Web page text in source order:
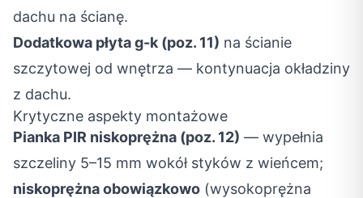
dachu na ścianę.
Dodatkowa płyta g-k (poz. 11) na ścianie
szczytowej od wnętrza — kontynuacja okładziny
z dachu.
Krytyczne aspekty montażowe
Pianka PIR niskoprężna (poz. 12) — wypełnia
szczeliny 5–15 mm wokół styków z wieńcem;
niskoprężna obowiązkowo (wysokoprężna